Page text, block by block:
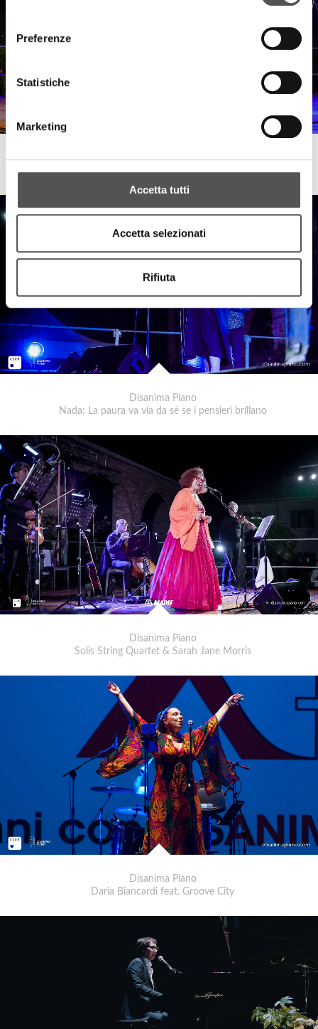
Preferenze
Statistiche
Marketing
Accetta tutti
Accetta selezionati
Rifiuta
Disanima Piano
Marta & Gianluca - Strapazzami di coccole
Disanima Piano
Nada: La paura va via da sé se i pensieri brillano
Disanima Piano
Solis String Quartet & Sarah Jane Morris
Disanima Piano
Daria Biancardi feat. Groove City